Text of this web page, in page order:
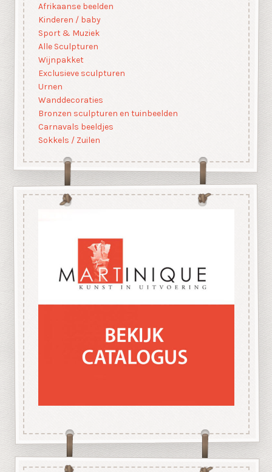
Afrikaanse beelden
Kinderen / baby
Sport & Muziek
Alle Sculpturen
Wijnpakket
Exclusieve sculpturen
Urnen
Wanddecoraties
Bronzen sculpturen en tuinbeelden
Carnavals beeldjes
Sokkels / Zuilen